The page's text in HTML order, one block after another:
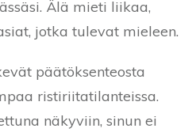
Älä mieti liikaa,
jotka tulevat mieleen.
päätöksenteosta
ristiriitatilanteissa.
näkyviin, sinun ei